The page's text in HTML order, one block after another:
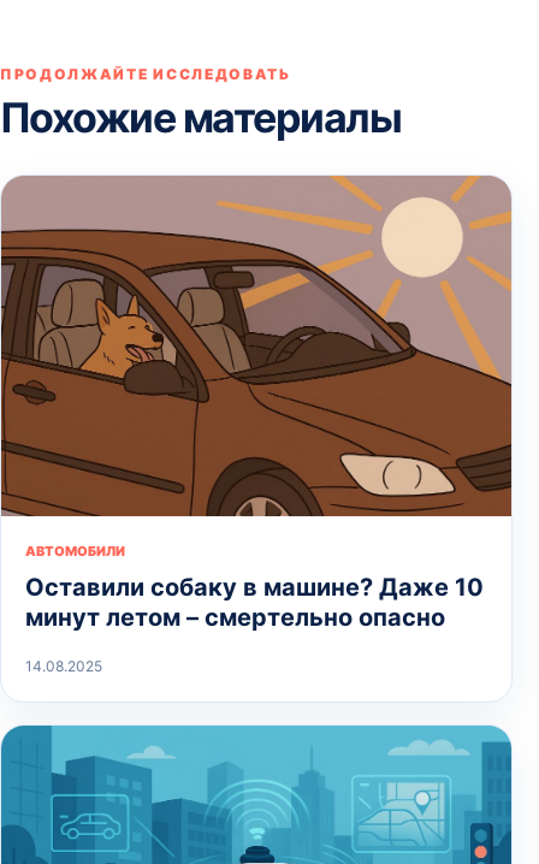
ПРОДОЛЖАЙТЕ ИССЛЕДОВАТЬ
Похожие материалы
АВТОМОБИЛИ
Оставили собаку в машине? Даже 10
минут летом – смертельно опасно
14.08.2025